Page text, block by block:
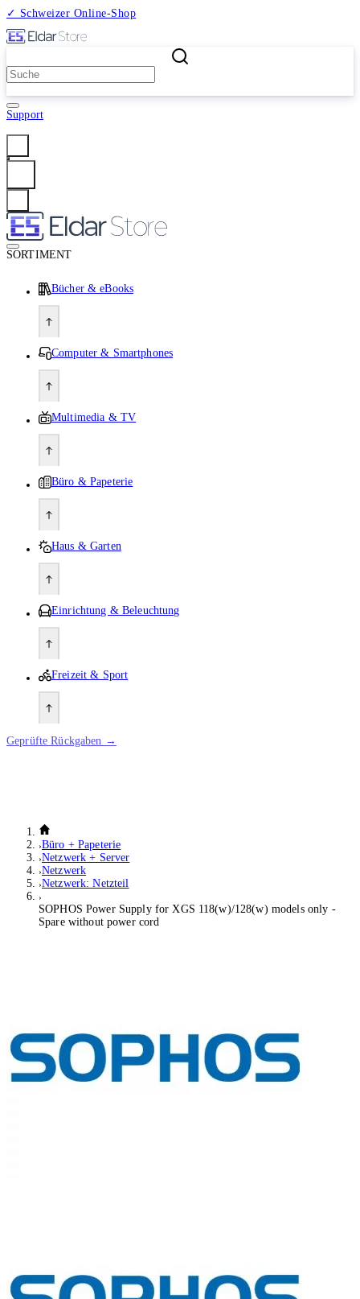
✓ Schweizer Online-Shop
Support
SORTIMENT
Bücher & eBooks
Computer & Smartphones
Multimedia & TV
Büro & Papeterie
Haus & Garten
Einrichtung & Beleuchtung
Freizeit & Sport
Geprüfte Rückgaben →
Büro + Papeterie
Netzwerk + Server
Netzwerk
Netzwerk: Netzteil
SOPHOS Power Supply for XGS 118(w)/128(w) models only -
Spare without power cord